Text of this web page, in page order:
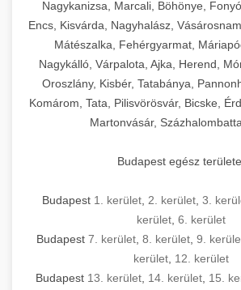
Ipari sütők és gőzpárolók
chef-
berendezések
használatot, miközben megfelel
higiéniai előírásnak.
Ipari hűtőberendezések
választéka - chef-
kereskedelmi hűtőegység és
hőmérsékletet és
rendszerekkel, valamint
technológiával rendelkeznek. A
acél konstrukció és a könnyen
karbantartási pontok
élettartamot és az egyszerű
Ipari mosogatógépek teljes
kereskedelmi mosogatógép és
tisztíthatók, szétszerelhetők és
megfelelnek az összes
előírásnak. Különböző
állnak rendelkezésre asztali
kivitelben, az egyedi
feldolgozandó mennyiségek
Biztonságos kezelést biztosító
számára.
Sajtreszelő gépek szakmai
chef-
kereskedelmi sajtreszelő és
berendezést magában foglal,
egy modern, hatékonyan
kereskedelmi konyha komplett
és működtetéséhez. Az
főzőberendezésektől
grillsütők, frittőzök) kezdve a
feldolgozógépeken
kiegészítő eszközökig mindent
megtalál. Szakértő tanácsadóink
megfelelő berendezések
konyha optimális
megtervezésében, valamint a
Nagykanizsa, Marcali, Böhönye,
Encs, Kisvárda, Nagyhalász,
Mátészalka, Fehérgyarmat,
Nagykálló, Várpalota, Ajka, Herend,
Oroszlány, Kisbér, Tatabánya,
Komárom, Tata, Pilisvörösvár, Bicske,
Martonvásár,
Budapest egész
Budapest 1. kerület 2. kerület 3.
kerület 6. kerület
Budapest 7. kerület, 8. kerület, 9.
kerület 12. kerület
Budapest 13. kerület 14. kerület 15.